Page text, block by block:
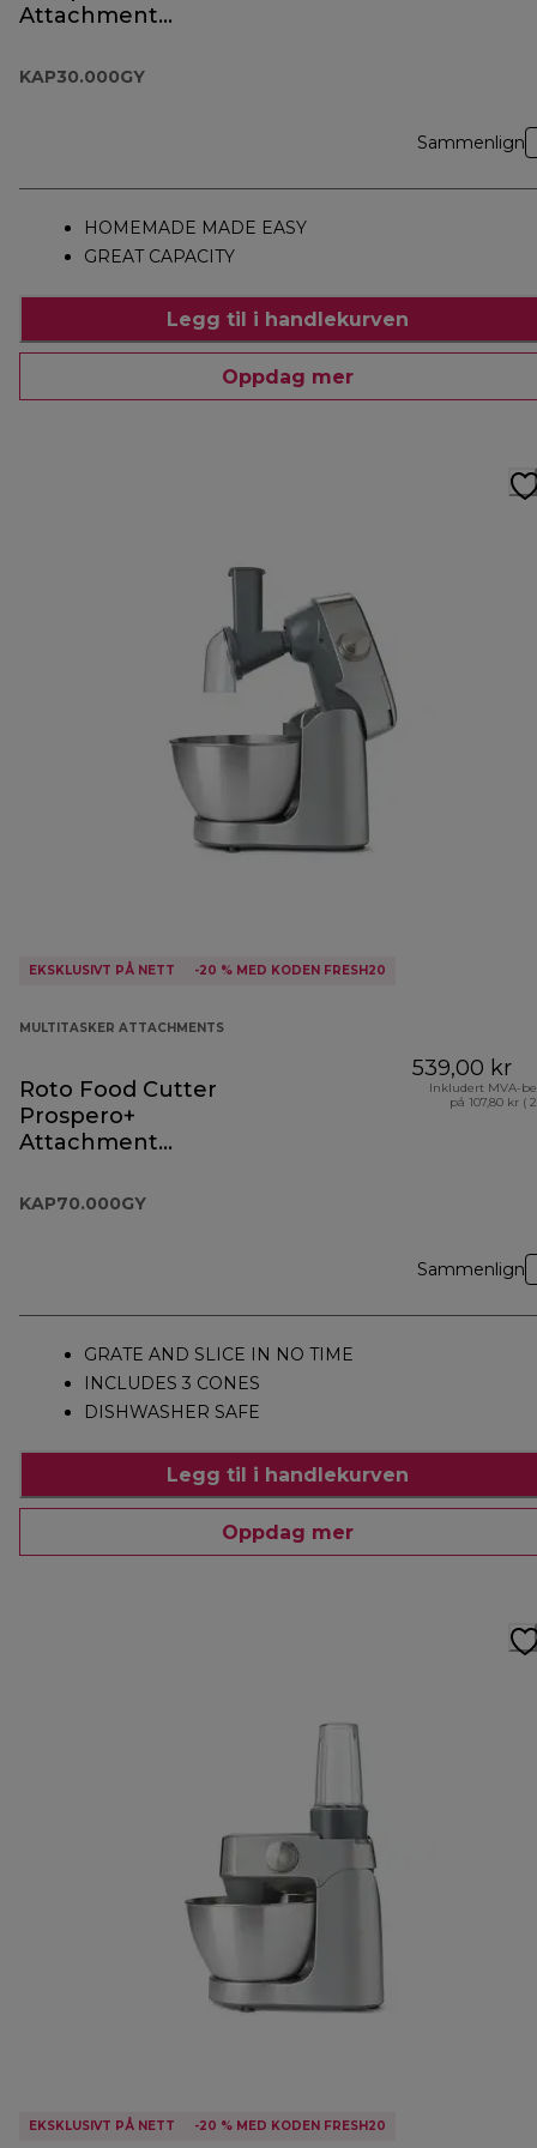
Attachment
KAP30.000GY
Sammenlign
HOMEMADE MADE EASY
GREAT CAPACITY
Legg til i handlekurven
Oppdag mer
EKSKLUSIVT PÅ NETT -20 % MED KODEN FRESH20
MULTITASKER ATTACHMENTS
Roto Food Cutter
Prospero+
Attachment
KAP70.000GY
539,00 kr
Inkludert MVA-
på 107,80 kr (
Sammenlign
GRATE AND SLICE IN NO TIME
INCLUDES 3 CONES
DISHWASHER SAFE
Legg til i handlekurven
Oppdag mer
EKSKLUSIVT PÅ NETT -20 % MED KODEN FRESH20